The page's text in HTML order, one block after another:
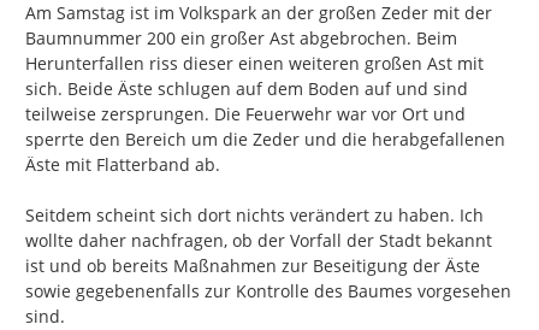
Am Samstag ist im Volkspark an der großen Zeder mit der
Baumnummer 200 ein großer Ast abgebrochen. Beim
Herunterfallen riss dieser einen weiteren großen Ast mit
sich. Beide Äste schlugen auf dem Boden auf und sind
teilweise zersprungen. Die Feuerwehr war vor Ort und
sperrte den Bereich um die Zeder und die herabgefallenen
Äste mit Flatterband ab.
Seitdem scheint sich dort nichts verändert zu haben. Ich
wollte daher nachfragen, ob der Vorfall der Stadt bekannt
ist und ob bereits Maßnahmen zur Beseitigung der Äste
sowie gegebenenfalls zur Kontrolle des Baumes vorgesehen
sind.